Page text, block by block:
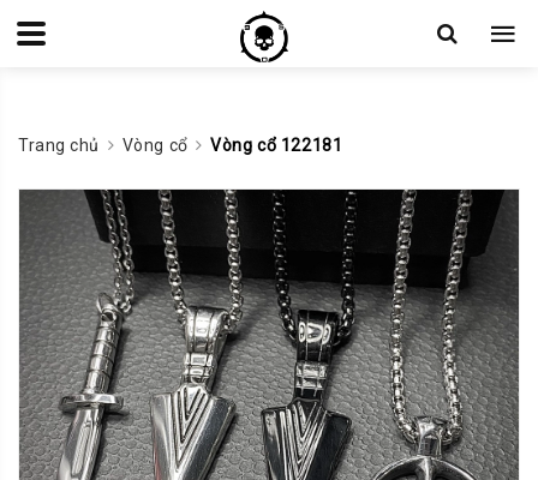
Trang chủ Vòng cổ Vòng cổ 122181